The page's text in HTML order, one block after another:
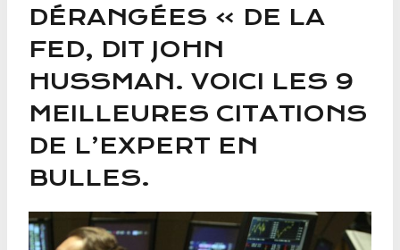
DÉRANGÉES » DE LA
FED, DIT JOHN
HUSSMAN. VOICI LES 9
MEILLEURES CITATIONS
DE L’EXPERT EN
BULLES.